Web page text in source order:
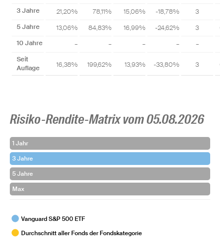
3 Jahre
21,20% 78,11% 15,06% -18,78%
3
5 Jahre
13,06% 84,83% 16,99% -24,62% 3
10 Jahre
– – – –
–
Seit
Auflage
16,38% 199,62% 13,93% -33,80% 3
Risiko-Rendite-Matrix vom 05.08.2026
1 Jahr
3 Jahre
5 Jahre
Max
Vanguard S&P 500 ETF
Durchschnitt aller Fonds der Fondskategorie